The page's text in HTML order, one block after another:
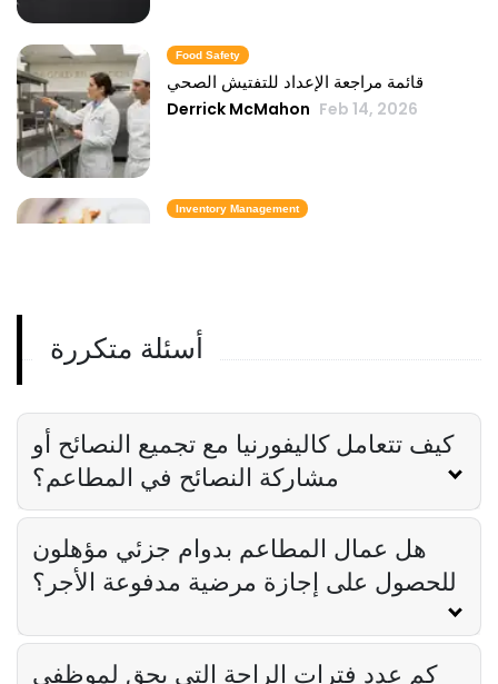
Food Safety
قائمة مراجعة الإعداد للتفتيش الصحي
Derrick McMahon Feb 14, 2026
Inventory Management
Employee Scheduling
Derrick McMahon Feb 12, 2026
Food Safety
قائمة التحقق من سلامة الغذاء للمطاعم
Derrick McMahon Feb 11, 2026
Restaurant Management
أسئلة متكررة
كيف تتعامل كاليفورنيا مع تجميع النصائح أو
مشاركة النصائح في المطاعم؟
هل عمال المطاعم بدوام جزئي مؤهلون
للحصول على إجازة مرضية مدفوعة الأجر؟
كم عدد فترات الراحة التي يحق لموظفي